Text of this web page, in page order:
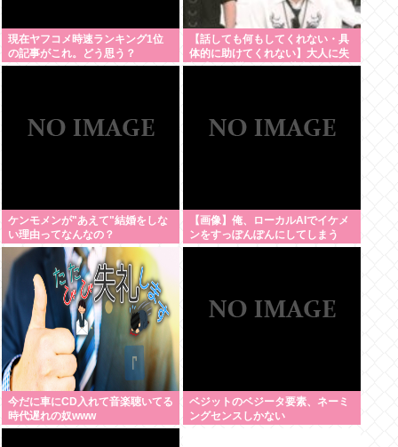
現在ヤフコメ時速ランキング1位
の記事がこれ。どう思う？
【話しても何もしてくれない・具
体的に助けてくれない】大人に失
望感 トー横に集まる若者
ケンモメンが"あえて"結婚をしな
い理由ってなんなの？
【画像】俺、ローカルAIでイケメ
ンをすっぽんぽんにしてしまう
www
今だに車にCD入れて音楽聴いてる
時代遅れの奴www
ベジットのベジータ要素、ネーミ
ングセンスしかない